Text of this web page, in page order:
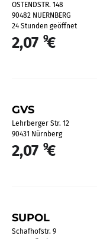
OSTENDSTR. 148
90482 NUERNBERG
24 Stunden geöffnet
2,07 9€
GVS
Lehrberger Str. 12
90431 Nürnberg
2,07 9€
SUPOL
Schafhofstr. 9